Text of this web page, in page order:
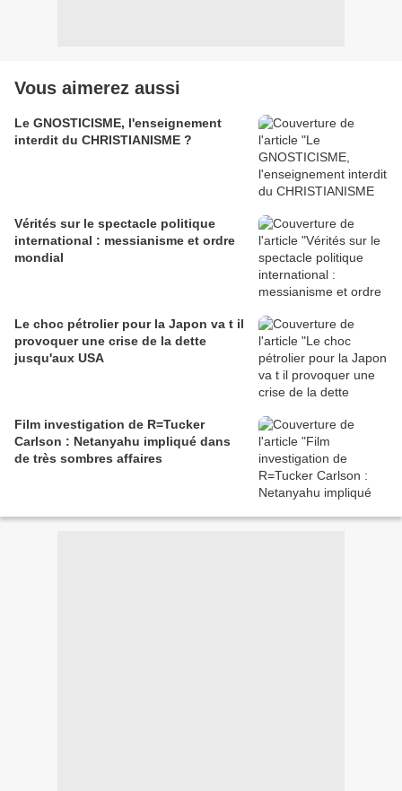
Vous aimerez aussi
Le GNOSTICISME, l'enseignement
interdit du CHRISTIANISME ?
Vérités sur le spectacle politique
international : messianisme et ordre
mondial
Le choc pétrolier pour la Japon va t il
provoquer une crise de la dette
jusqu'aux USA
Film investigation de R=Tucker
Carlson : Netanyahu impliqué dans
de très sombres affaires